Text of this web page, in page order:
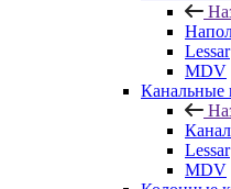
Lessar
MDV
Канальные
Lessar
MDV